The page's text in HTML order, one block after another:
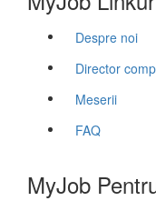
Despre noi
Director
Meserii
FAQ
MyJob